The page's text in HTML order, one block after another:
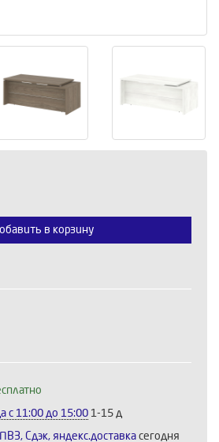
в корзину
c 11:00 до 15:00 1-15 д
Сдэк, яндекс.доставка сегодня